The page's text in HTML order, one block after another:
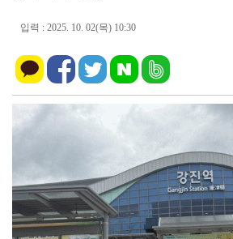
광양시 광영도서관, "AI 작가" 길 위의 인
㈜신진기업, 광양사랑상품권 2,100만 원 '
영암 가뭄 '비상'… 서삼석 농해수위원장,
입력 : 2025. 10. 02(목) 10:30